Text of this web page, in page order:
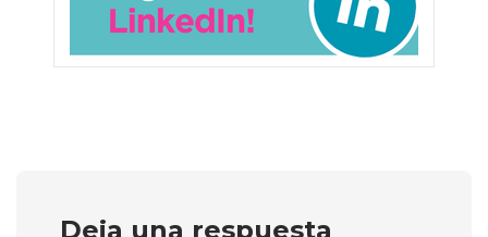
Deja una respuesta